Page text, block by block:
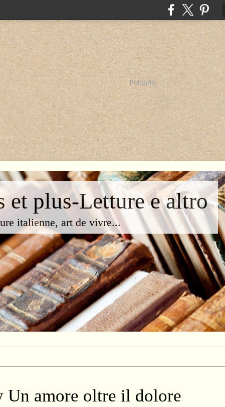
Publicité
et plus-Letture e altro
italienne, art de vivre...
Un amore oltre il dolore